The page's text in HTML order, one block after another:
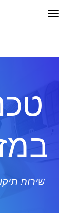
תפריט
שירות